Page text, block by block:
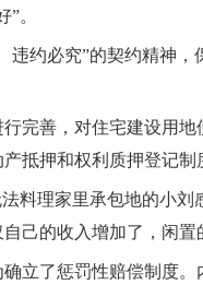
。
约必究”的契约精神
完善，对住宅建设用
抵押和权利质押登记制
料理家里承包地的小
己的收入增加了，闲置
立了惩罚性赔偿制度